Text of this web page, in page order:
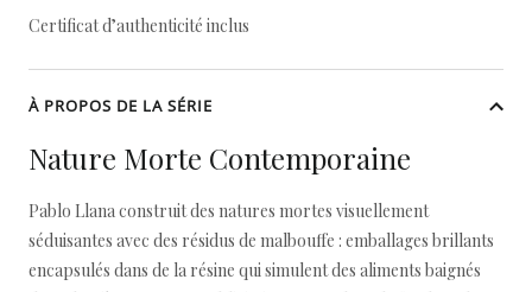
Certificat d’authenticité inclus
À PROPOS DE LA SÉRIE
Nature Morte Contemporaine
Pablo Llana construit des natures mortes visuellement
séduisantes avec des résidus de malbouffe : emballages brillants
encapsulés dans de la résine qui simulent des aliments baignés